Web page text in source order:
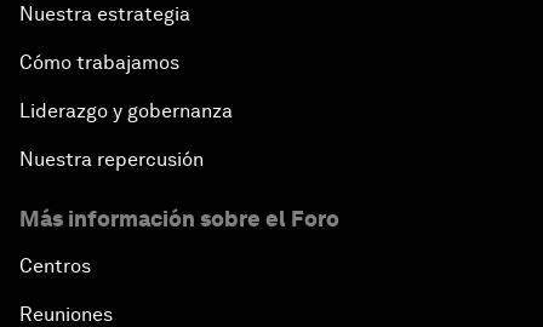
Nuestra estrategia
Cómo trabajamos
Liderazgo y gobernanza
Nuestra repercusión
Más información sobre el Foro
Centros
Reuniones